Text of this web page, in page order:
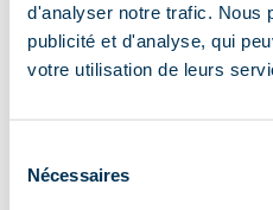
d'analyser notre trafic. Nous
publicité et d'analyse, qui
votre utilisation de leurs
Nécessaires